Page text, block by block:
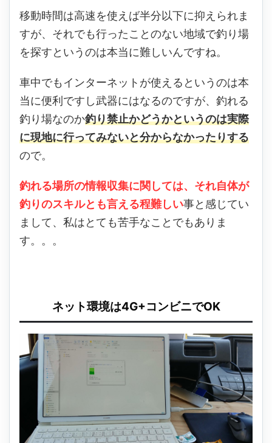
移動時間は高速を使えば半分以下に抑えられま
すが、それでも行ったことのない地域で釣り場
を探すというのは本当に難しいんですね。
車中でもインターネットが使えるというのは本
当に便利ですし武器にはなるのですが、釣れる
釣り場なのか釣り禁止かどうかというのは実際
に現地に行ってみないと分からなかったりする
ので。
釣れる場所の情報収集に関しては、それ自体が
釣りのスキルとも言える程難しい事と感じてい
まして、私はとても苦手なことでもありま
す。。。
ネット環境は4G+コンビニでOK